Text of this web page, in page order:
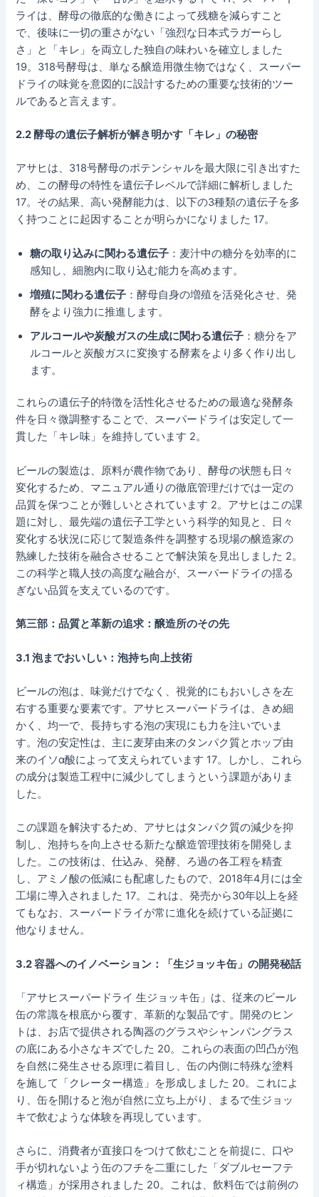
ライは、酵母の徹底的な働きによって残糖を減らすこと
で、後味に一切の重さがない「強烈な日本式ラガーらし
さ」と「キレ」を両立した独自の味わいを確立しました
19。318号酵母は、単なる醸造用微生物ではなく、スーパー
ドライの味覚を意図的に設計するための重要な技術的ツー
ルであると言えます。
2.2 酵母の遺伝子解析が解き明かす「キレ」の秘密
アサヒは、318号酵母のポテンシャルを最大限に引き出すた
め、この酵母の特性を遺伝子レベルで詳細に解析しました
17。その結果、高い発酵能力は、以下の3種類の遺伝子を多
く持つことに起因することが明らかになりました 17。
糖の取り込みに関わる遺伝子 ：麦汁中の糖分を効率的に
感知し、細胞内に取り込む能力を高めます。
増殖に関わる遺伝子 ：酵母自身の増殖を活発化させ、発
酵をより強力に推進します。
アルコールや炭酸ガスの生成に関わる遺伝子 ：糖分をア
ルコールと炭酸ガスに変換する酵素をより多く作り出し
ます。
これらの遺伝子的特徴を活性化させるための最適な発酵条
件を日々微調整することで、スーパードライは安定して一
貫した「キレ味」を維持しています 2。
ビールの製造は、原料が農作物であり、酵母の状態も日々
変化するため、マニュアル通りの徹底管理だけでは一定の
品質を保つことが難しいとされています 2。アサヒはこの課
題に対し、最先端の遺伝子工学という科学的知見と、日々
変化する状況に応じて製造条件を調整する現場の醸造家の
熟練した技術を融合させることで解決策を見出しました 2。
この科学と職人技の高度な融合が、スーパードライの揺る
ぎない品質を支えているのです。
第三部：品質と革新の追求：醸造所のその先
3.1 泡までおいしい：泡持ち向上技術
ビールの泡は、味覚だけでなく、視覚的にもおいしさを左
右する重要な要素です。アサヒスーパードライは、きめ細
かく、均一で、長持ちする泡の実現にも力を注いでいま
す。泡の安定性は、主に麦芽由来のタンパク質とホップ由
来のイソα酸によって支えられています 17。しかし、これら
の成分は製造工程中に減少してしまうという課題がありま
した。
この課題を解決するため、アサヒはタンパク質の減少を抑
制し、泡持ちを向上させる新たな醸造管理技術を開発しま
した。この技術は、仕込み、発酵、ろ過の各工程を精査
し、アミノ酸の低減にも配慮したもので、2018年4月には全
工場に導入されました 17。これは、発売から30年以上を経
てもなお、スーパードライが常に進化を続けている証拠に
他なりません。
3.2 容器へのイノベーション：「生ジョッキ缶」の開発秘話
「アサヒスーパードライ 生ジョッキ缶」は、従来のビール
缶の常識を根底から覆す、革新的な製品です。開発のヒン
トは、お店で提供される陶器のグラスやシャンパングラス
の底にある小さなキズでした 20。これらの表面の凹凸が泡
を自然に発生させる原理に着目し、缶の内側に特殊な塗料
を施して「クレーター構造」を形成しました 20。これによ
り、缶を開けると泡が自然に立ち上がり、まるで生ジョッ
キで飲むような体験を再現しています。
さらに、消費者が直接口をつけて飲むことを前提に、口や
手が切れないよう缶のフチを二重にした「ダブルセーフテ
ィ構造」が採用されました 20。これは、飲料缶では前例の